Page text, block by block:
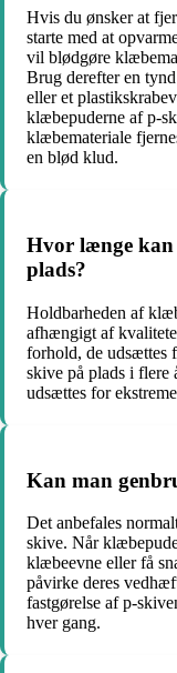
Hvis du ønsker at
starte med at
vil blødgøre
Brug derefter en
eller et
klæbepuderne af p-
klæbemateriale
en blød klud.
Hvor længe kan
plads?
Holdbarheden af
afhængigt af
forhold, de udsættes
skive på plads i flere
udsættes for
Kan man
Det anbefales
skive. Når
klæbeevne eller få
påvirke deres
fastgørelse af p-
hver gang.